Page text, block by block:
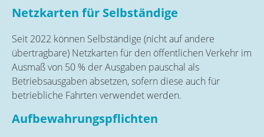
Netzkarten für Selbständige
Seit 2022 können Selbständige (nicht auf andere
übertragbare) Netzkarten für den öffentlichen Verkehr im
Ausmaß von 50 % der Ausgaben pauschal als
Betriebsausgaben absetzen, sofern diese auch für
betriebliche Fahrten verwendet werden.
Aufbewahrungspflichten